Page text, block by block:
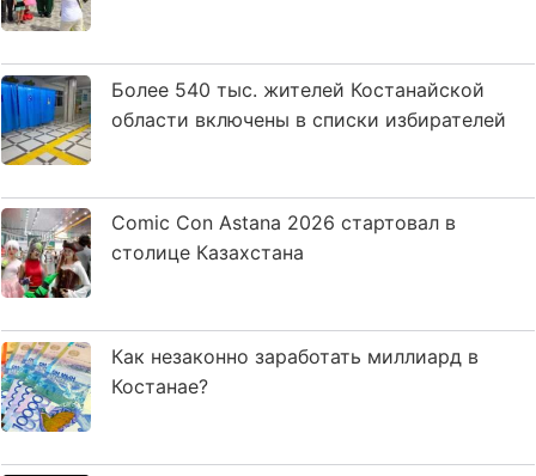
Более 540 тыс. жителей Костанайской
области включены в списки избирателей
Comic Con Astana 2026 стартовал в
столице Казахстана
Как незаконно заработать миллиард в
Костанае?